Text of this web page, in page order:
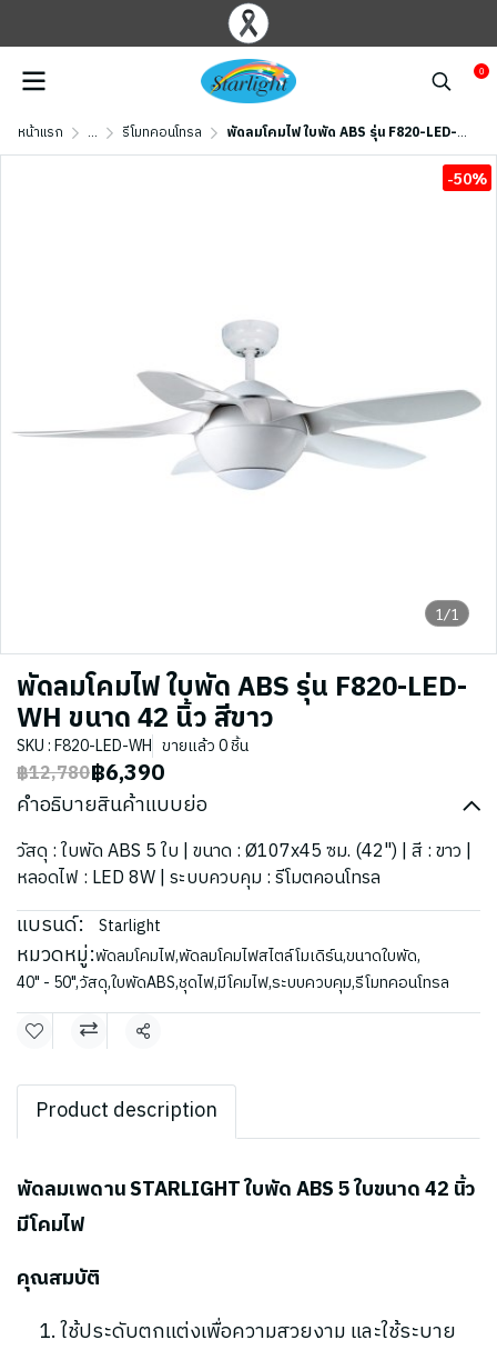
0
หน้าแรก ... รีโมทคอนโทรล พัดลมโคมไฟ ใบพัด ABS รุ่น F820-LED-WH ขนาด 42 นิ้ว สีขาว
1/1
-50%
พัดลมโคมไฟ ใบพัด ABS รุ่น F820-LED-
WH ขนาด 42 นิ้ว สีขาว
SKU : F820-LED-WH ขายแล้ว 0 ชิ้น
฿12,780฿6,390
คำอธิบายสินค้าแบบย่อ
วัสดุ : ใบพัด ABS 5 ใบ | ขนาด : Ø107x45 ซม. (42") | สี : ขาว |
หลอดไฟ : LED 8W | ระบบควบคุม : รีโมตคอนโทรล
แบรนด์: Starlight
หมวดหมู่:พัดลมโคมไฟ,พัดลมโคมไฟสไตล์โมเดิร์น,ขนาดใบพัด,
40" - 50",วัสดุ,ใบพัดABS,ชุดไฟ,มีโคมไฟ,ระบบควบคุม,รีโมทคอนโทรล
แชร์
Product description
พัดลมเพดาน STARLIGHT ใบพัด ABS 5 ใบขนาด 42 นิ้ว
มีโคมไฟ
คุณสมบัติ
ใช้ประดับตกแต่งเพื่อความสวยงาม และใช้ระบาย